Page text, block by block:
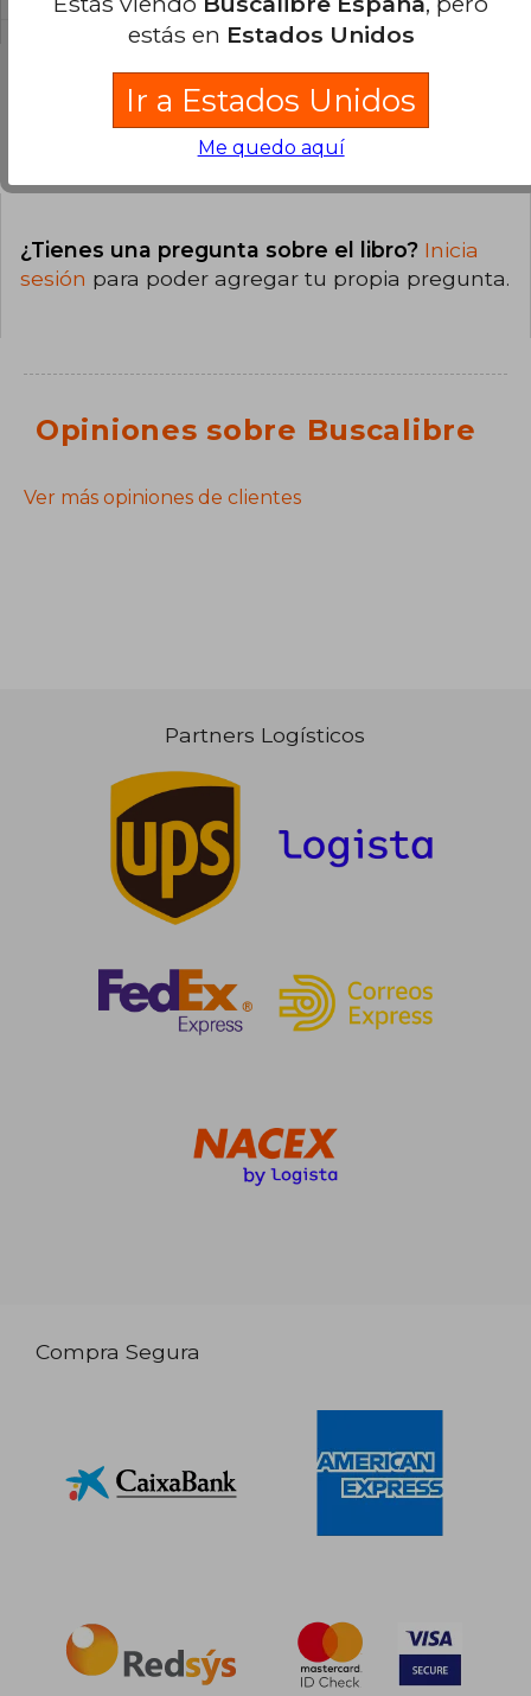
Preguntas y respuestas sobre el libro
¿Tienes una pregunta sobre el libro? Inicia
sesión para poder agregar tu propia pregunta.
Opiniones sobre Buscalibre
Ver más opiniones de clientes
Partners Logísticos
Compra Segura
estás en Estados Unidos
Ir a Estados Unidos
Me quedo aquí